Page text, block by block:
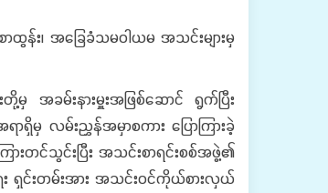
န်း၊ အခြေခံသမဝါယမ အသင်းများမှ
အခမ်းနားမှူးအဖြစ်ဆောင် ရွက်ပြီး
ရှိမှ လမ်းညွှန်အမှာစကား ပြောကြားခဲ့
းတင်သွင်းပြီး အသင်းစာရင်းစစ်အဖွဲ့၏
း ရှင်းတမ်းအား အသင်းဝင်ကိုယ်စားလှယ်